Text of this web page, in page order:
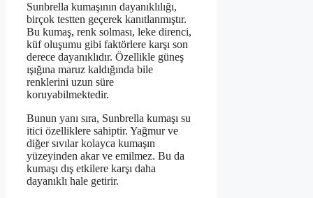
Sunbrella kumaşının dayanıklılığı,
birçok testten geçerek kanıtlanmıştır.
Bu kumaş, renk solması, leke direnci,
küf oluşumu gibi faktörlere karşı son
derece dayanıklıdır. Özellikle güneş
ışığına maruz kaldığında bile
renklerini uzun süre
koruyabilmektedir.
Bunun yanı sıra, Sunbrella kumaşı su
itici özelliklere sahiptir. Yağmur ve
diğer sıvılar kolayca kumaşın
yüzeyinden akar ve emilmez. Bu da
kumaşı dış etkilere karşı daha
dayanıklı hale getirir.